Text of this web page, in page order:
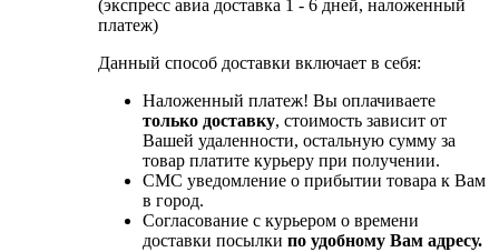
(экспресс авиа доставка 1 - 6 дней, наложенный
платеж)
Данный способ доставки включает в себя:
Наложенный платеж! Вы оплачиваете
только доставку, стоимость зависит от
Вашей удаленности, остальную сумму за
товар платите курьеру при получении.
СМС уведомление о прибытии товара к Вам
в город.
Согласование с курьером о времени
доставки посылки по удобному Вам адресу.